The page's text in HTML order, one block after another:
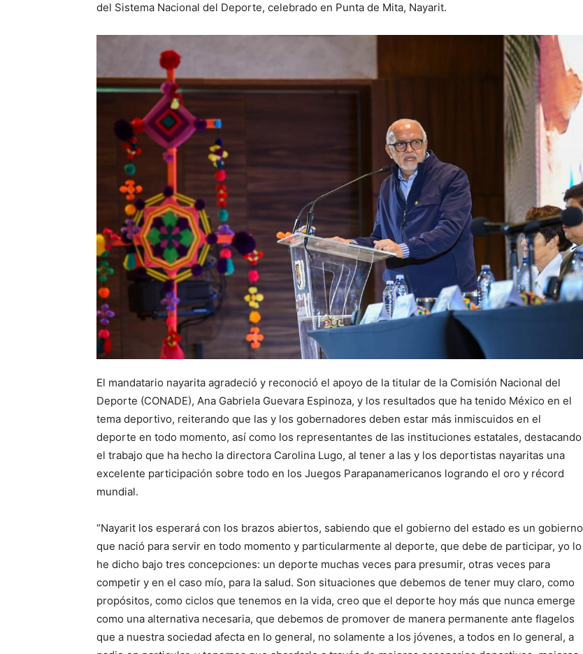
del Sistema Nacional del Deporte, celebrado en Punta de Mita, Nayarit.
El mandatario nayarita agradeció y reconoció el apoyo de la titular de la Comisión Nacional del
Deporte (CONADE), Ana Gabriela Guevara Espinoza, y los resultados que ha tenido México en el
tema deportivo, reiterando que las y los gobernadores deben estar más inmiscuidos en el
deporte en todo momento, así como los representantes de las instituciones estatales, destacando
el trabajo que ha hecho la directora Carolina Lugo, al tener a las y los deportistas nayaritas una
excelente participación sobre todo en los Juegos Parapanamericanos logrando el oro y récord
mundial.
“Nayarit los esperará con los brazos abiertos, sabiendo que el gobierno del estado es un gobierno
que nació para servir en todo momento y particularmente al deporte, que debe de participar, yo lo
he dicho bajo tres concepciones: un deporte muchas veces para presumir, otras veces para
competir y en el caso mío, para la salud. Son situaciones que debemos de tener muy claro, como
propósitos, como ciclos que tenemos en la vida, creo que el deporte hoy más que nunca emerge
como una alternativa necesaria, que debemos de promover de manera permanente ante flagelos
que a nuestra sociedad afecta en lo general, no solamente a los jóvenes, a todos en lo general, a